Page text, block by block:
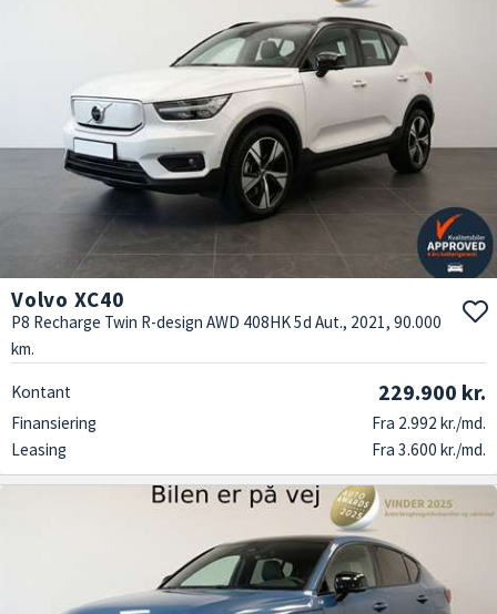
Volvo XC40
P8 Recharge Twin R-design AWD 408HK 5d Aut., 2021, 90.000
km.
Kontant 229.900 kr.
Finansiering
Fra 2.992 kr./md.
Leasing
Fra 3.600 kr./md.